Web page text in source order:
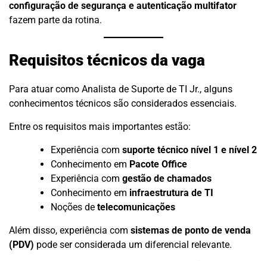
configuração de segurança e autenticação multifator
fazem parte da rotina.
Requisitos técnicos da vaga
Para atuar como Analista de Suporte de TI Jr., alguns
conhecimentos técnicos são considerados essenciais.
Entre os requisitos mais importantes estão:
Experiência com suporte técnico nível 1 e nível 2
Conhecimento em Pacote Office
Experiência com gestão de chamados
Conhecimento em infraestrutura de TI
Noções de telecomunicações
Além disso, experiência com sistemas de ponto de venda
(PDV) pode ser considerada um diferencial relevante.